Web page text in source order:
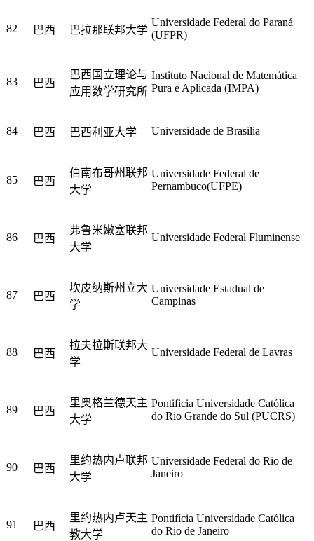
82 巴西 巴拉那联邦大学
Universidade Federal do Paraná
(UFPR)
83 巴西
巴西国立理论与
应用数学研究所
Instituto Nacional de Matemática
Pura e Aplicada (IMPA)
84 巴西 巴西利亚大学 Universidade de Brasilia
85 巴西
伯南布哥州联邦
大学
Universidade Federal de
Pernambuco(UFPE)
86 巴西
弗鲁米嫩塞联邦
大学
Universidade Federal Fluminense
87 巴西
坎皮纳斯州立大
学
Universidade Estadual de
Campinas
88 巴西
拉夫拉斯联邦大
学
Universidade Federal de Lavras
89 巴西
里奥格兰德天主
大学
Pontificia Universidade Católica
do Rio Grande do Sul (PUCRS)
90 巴西
里约热内卢联邦
大学
Universidade Federal do Rio de
Janeiro
91 巴西
里约热内卢天主
教大学
Pontifícia Universidade Católica
do Rio de Janeiro